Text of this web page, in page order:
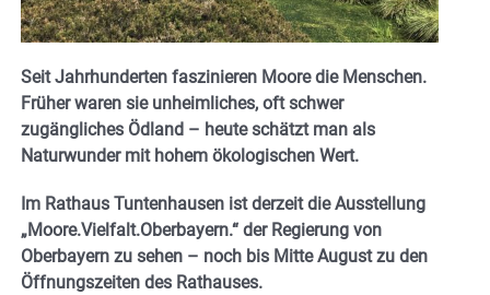
Seit Jahrhunderten faszinieren Moore die Menschen.
Früher waren sie unheimliches, oft schwer
zugängliches Ödland – heute schätzt man als
Naturwunder mit hohem ökologischen Wert.
Im Rathaus Tuntenhausen ist derzeit die Ausstellung
„Moore.Vielfalt.Oberbayern.“ der Regierung von
Oberbayern zu sehen – noch bis Mitte August zu den
Öffnungszeiten des Rathauses.